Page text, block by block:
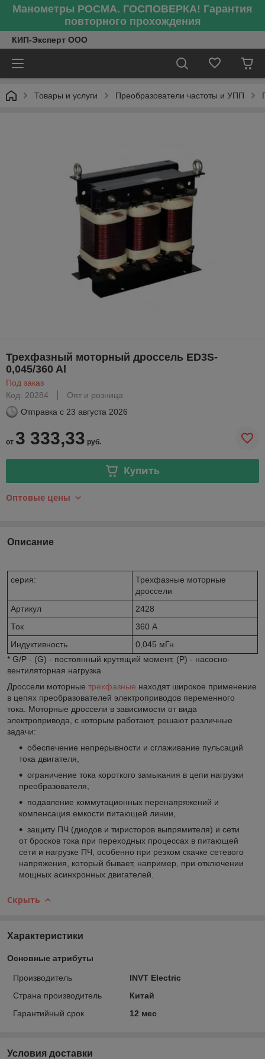
Манометры РОСМА. ГОСПОВЕРКА! Гарантия
повторного прохождения
КИП-Эксперт ООО
Товары и услуги Преобразователи частоты и УПП
Трехфазный моторный дроссель ED3S-
0,045/360 Al
Под заказ
Код: 20284
Опт и розница
Отправка с 23 августа 2026
от 3 333,33 руб.
Купить
Оптовые цены
Описание
серия:
Трехфазные моторные
дроссели
Артикул
2428
Ток
360 А
Индуктивность
0,045 мГн
* G/P - (G) - постоянный крутящий момент, (Р) - насосно-
вентиляторная нагрузка
Дроссели моторные трехфазные находят широкое применение
в цепях преобразователей электроприводов переменного
тока. Моторные дроссели в зависимости от вида
электропривода, с которым работают, решают различные
задачи:
обеспечение непрерывности и сглаживание пульсаций
тока двигателя,
ограничение тока короткого замыкания в цепи нагрузки
преобразователя,
подавление коммутационных перенапряжений и
компенсация емкости питающей линии,
защиту ПЧ (диодов и тиристоров выпрямителя) и сети
от бросков тока при переходных процессах в питающей
сети и нагрузке ПЧ, особенно при резком скачке сетевого
напряжения, который бывает, например, при отключении
мощных асинхронных двигателей.
Скрыть
Характеристики
Основные атрибуты
Производитель
INVT Electric
Страна производитель
Китай
Гарантийный срок
12 мес
Условия доставки